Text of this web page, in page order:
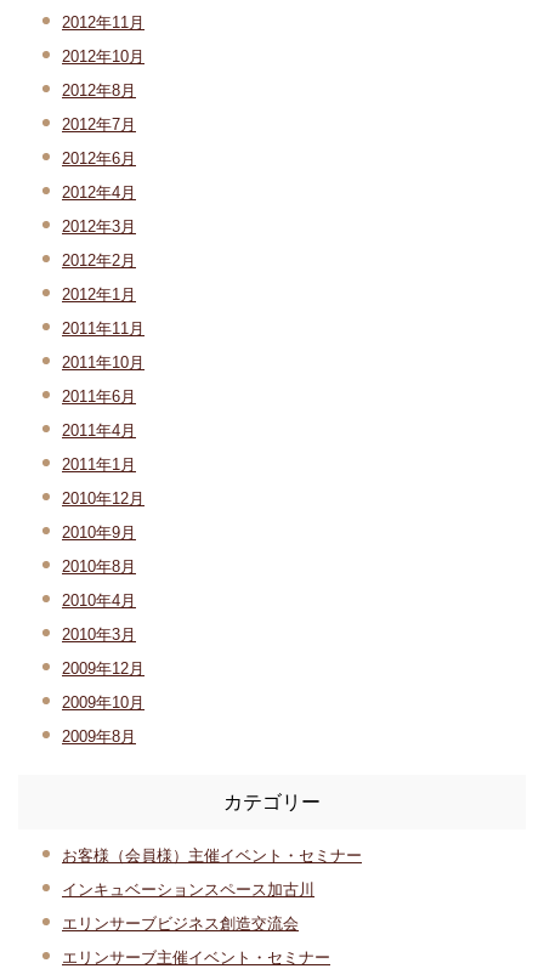
2012年11月
2012年10月
2012年8月
2012年7月
2012年6月
2012年4月
2012年3月
2012年2月
2012年1月
2011年11月
2011年10月
2011年6月
2011年4月
2011年1月
2010年12月
2010年9月
2010年8月
2010年4月
2010年3月
2009年12月
2009年10月
2009年8月
カテゴリー
お客様（会員様）主催イベント・セミナー
インキュベーションスペース加古川
エリンサーブビジネス創造交流会
エリンサーブ主催イベント・セミナー